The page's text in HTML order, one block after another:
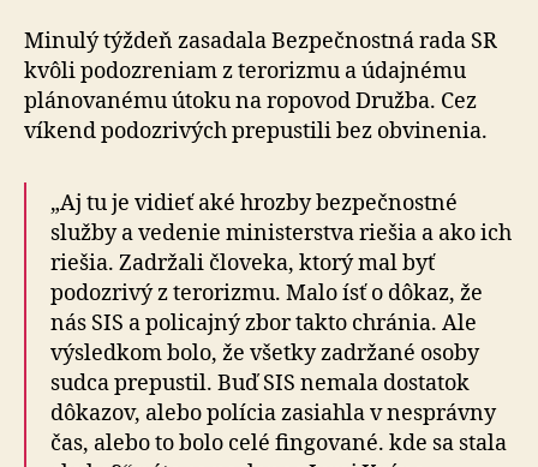
Minulý týždeň zasadala Bezpečnostná rada SR
kvôli podozreniam z terorizmu a údajnému
plánovanému útoku na ropovod Družba. Cez
víkend podozrivých prepustili bez obvinenia.
„Aj tu je vidieť aké hrozby bezpečnostné
služby a ve­de­nie mi­nisterstva riešia a ako ich
riešia. Zadržali člo­ve­ka, ktorý mal byť
podozrivý z terorizmu. Malo ísť o dô­kaz, že
nás SIS a policajný zbor takto chránia. Ale
výsledkom bolo, že všetky zadržané osoby
sudca pre­pus­til. Buď SIS nemala dostatok
dôkazov, alebo polícia zasiahla v nesprávny
čas, alebo to bolo celé fingované. kde sa stala